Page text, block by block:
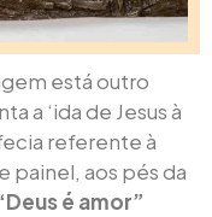
está outro
a ‘ida de Jesus à
referente à
painel, aos pés da
é amor”